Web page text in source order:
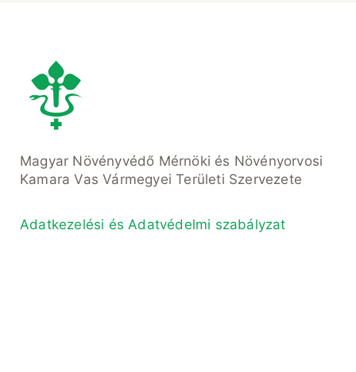
Magyar Növényvédő Mérnöki és Növényorvosi
Kamara Vas Vármegyei Területi Szervezete
Adatkezelési és Adatvédelmi szabályzat